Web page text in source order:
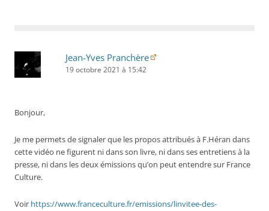
Jean-Yves Pranchère
19 octobre 2021 à 15:42
Bonjour,
Je me permets de signaler que les propos attribués à F.Héran dans
cette vidéo ne figurent ni dans son livre, ni dans ses entretiens à la
presse, ni dans les deux émissions qu’on peut entendre sur France
Culture.
Voir https://www.franceculture.fr/emissions/linvitee-des-